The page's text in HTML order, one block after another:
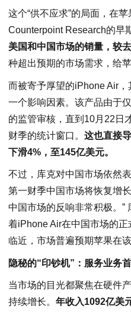
这个“供不应求”的局面，在苹
Counterpoint Research的早
美国和中国市场的销量，较
种超出预期的市场需求，给
而被寄予厚望的iPhone Air
一个影响因素。该产品由于
的监管审核，直到10月22日
财季的统计窗口。 这也直接
下滑4%，至145亿美元。
不过，库克对中国市场依然
第一财季中国市场将恢复增
中国市场的反响非常积极。”
着iPhone Air在中国市场的正
临近，市场普遍预期苹果在
隐秘的“印钞机”：服务业务
当市场的目光都聚焦在硬件
持续增长。 年收入1092亿美